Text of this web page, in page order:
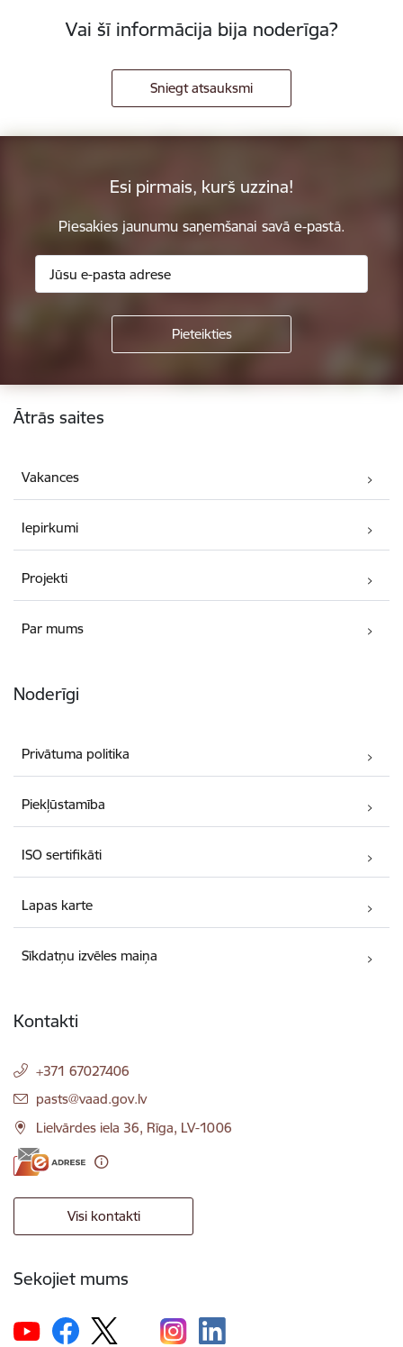
Vai šī informācija bija noderīga?
Sniegt atsauksmi
Esi pirmais, kurš uzzina!
Piesakies jaunumu saņemšanai savā e-pastā.
Kājene
Ātrās saites
Vakances
Iepirkumi
Projekti
Par mums
Noderīgi
Privātuma politika
Piekļūstamība
ISO sertifikāti
Lapas karte
Sīkdatņu izvēles maiņa
Kontakti
+371 67027406
E-pasts:
pasts@vaad.gov.lv
Lielvārdes iela 36, Rīga, LV-1006
Visi kontakti
Sekojiet mums